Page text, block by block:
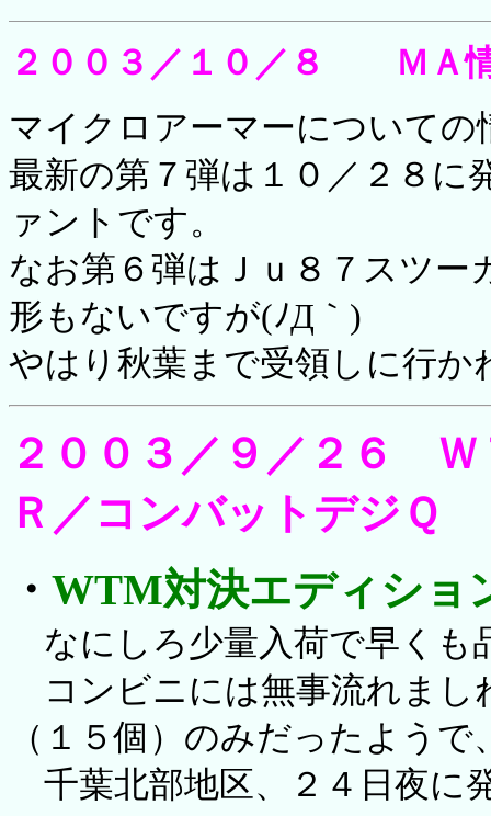
２００３／１０／８ ＭＡ
マイクロアーマーについての
最新の第７弾は１０／２８
ァントです。
なお第６弾はＪｕ８７スツ
形もないですが(ﾉД｀)
やはり秋葉まで受領しに行か
２００３／９／２６ Ｗ
Ｒ／コンバットデジＱ
・ WTM対決エディショ
なにしろ少量入荷で早くも
コンビニには無事流れまし
（１５個）のみだったよう
千葉北部地区、２４日夜に